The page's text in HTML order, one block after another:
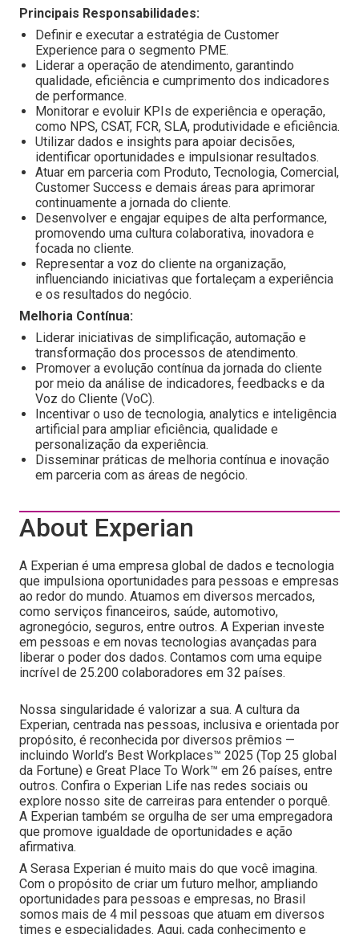
Principais Responsabilidades:
Definir e executar a estratégia de Customer
Experience para o segmento PME.
Liderar a operação de atendimento, garantindo
qualidade, eficiência e cumprimento dos indicadores
de performance.
Monitorar e evoluir KPIs de experiência e operação,
como NPS, CSAT, FCR, SLA, produtividade e eficiência.
Utilizar dados e insights para apoiar decisões,
identificar oportunidades e impulsionar resultados.
Atuar em parceria com Produto, Tecnologia, Comercial,
Customer Success e demais áreas para aprimorar
continuamente a jornada do cliente.
Desenvolver e engajar equipes de alta performance,
promovendo uma cultura colaborativa, inovadora e
focada no cliente.
Representar a voz do cliente na organização,
influenciando iniciativas que fortaleçam a experiência
e os resultados do negócio.
Melhoria Contínua:
Liderar iniciativas de simplificação, automação e
transformação dos processos de atendimento.
Promover a evolução contínua da jornada do cliente
por meio da análise de indicadores, feedbacks e da
Voz do Cliente (VoC).
Incentivar o uso de tecnologia, analytics e inteligência
artificial para ampliar eficiência, qualidade e
personalização da experiência.
Disseminar práticas de melhoria contínua e inovação
em parceria com as áreas de negócio.
About Experian
A Experian é uma empresa global de dados e tecnologia
que impulsiona oportunidades para pessoas e empresas
ao redor do mundo. Atuamos em diversos mercados,
como serviços financeiros, saúde, automotivo,
agronegócio, seguros, entre outros. A Experian investe
em pessoas e em novas tecnologias avançadas para
liberar o poder dos dados. Contamos com uma equipe
incrível de 25.200 colaboradores em 32 países.
Nossa singularidade é valorizar a sua. A cultura da
Experian, centrada nas pessoas, inclusiva e orientada por
propósito, é reconhecida por diversos prêmios —
incluindo World’s Best Workplaces™ 2025 (Top 25 global
da Fortune) e Great Place To Work™ em 26 países, entre
outros. Confira o Experian Life nas redes sociais ou
explore nosso site de carreiras para entender o porquê.
A Experian também se orgulha de ser uma empregadora
que promove igualdade de oportunidades e ação
afirmativa.
A Serasa Experian é muito mais do que você imagina.
Com o propósito de criar um futuro melhor, ampliando
oportunidades para pessoas e empresas, no Brasil
somos mais de 4 mil pessoas que atuam em diversos
times e especialidades. Aqui, cada conhecimento e